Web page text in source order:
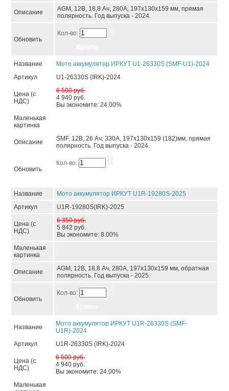
Описание
AGM, 12В, 18,8 Ач, 280А, 197x130x159 мм, прямая
полярность. Год выпуска - 2024.
Обновить
Кол-во:
Название
Мото аккумулятор ИРКУТ U1-26330S (SMF-U1)-2024
Артикул
U1-26330S (IRK)-2024
Цена (с
НДС)
6 500 руб.
4 940 руб.
Вы экономите: 24.00%
Маленькая
картинка
Описание
SMF, 12В, 26 Ач, 330А, 197x130x159 (182)мм, прямая
полярность. Год выпуска - 2024.
Обновить
Кол-во:
Название
Мото аккумулятор ИРКУТ U1R-19280S-2025
Артикул
U1R-19280S(IRK)-2025
Цена (с
НДС)
6 350 руб.
5 842 руб.
Вы экономите: 8.00%
Маленькая
картинка
Описание
AGM, 12В, 18,8 Ач, 280А, 197x130x159 мм, обратная
полярность. Год выпуска - 2025.
Обновить
Кол-во:
Название
Мото аккумулятор ИРКУТ U1R-26330S (SMF-
U1R)-2024
Артикул
U1R-26330S (IRK)-2024
Цена (с
НДС)
6 500 руб.
4 940 руб.
Вы экономите: 24.00%
Маленькая